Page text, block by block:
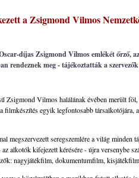
a Zsigmond Vilmos
díjas Zsigmond Vilmos emlékét őrző,
rendeznek meg - tájékoztatták a
Zsigmond Vilmos halálának évében merült
egyik legfontosabb társalkotójára,
megszervezett seregszemlére a világ
alkotók kifejezett kérésére - újra versenybe
nagyjátékfilm, dokumentumfilm,